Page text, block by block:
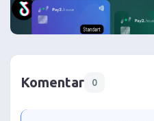
Komentar 0